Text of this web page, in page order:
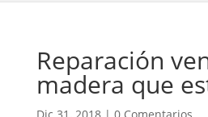
Reparación
madera que